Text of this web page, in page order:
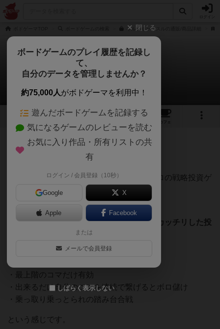
キルトキャッスルの通販/商品詳細
キルト・キャッスル
ぽっくりさんのレビュー
2 1
カフェ
309名 0名 0 9年以上前
塔がニョキニョキと伸びていく！運要素ゼロの戦略投資ゲ
ームです。
ゲームの目的はお金を一番稼ぐことです。
見た目は可愛らしいですが内容的には割とカッチリした投
資ゲーム×パズルゲームっぽい感じす。
・最上階のコマだけ有効
・出来るだけ自分のコマを連続で繋げるとボロ儲け
・乗っ取り乗っとられの踏み台合戦
という感じです。
閉じる
ボードゲームのプレイ履歴を記録し
て、
自分のデータを管理しませんか？
約75,000人がボドゲーマを利用中！
遊んだボードゲームを記録する
気になるゲームのレビューを読む
お気に入り作品・所有リストの共
有
ログイン / 会員登録（10秒）
Google X
Apple Facebook
または
メールで会員登録
しばらく表示しない